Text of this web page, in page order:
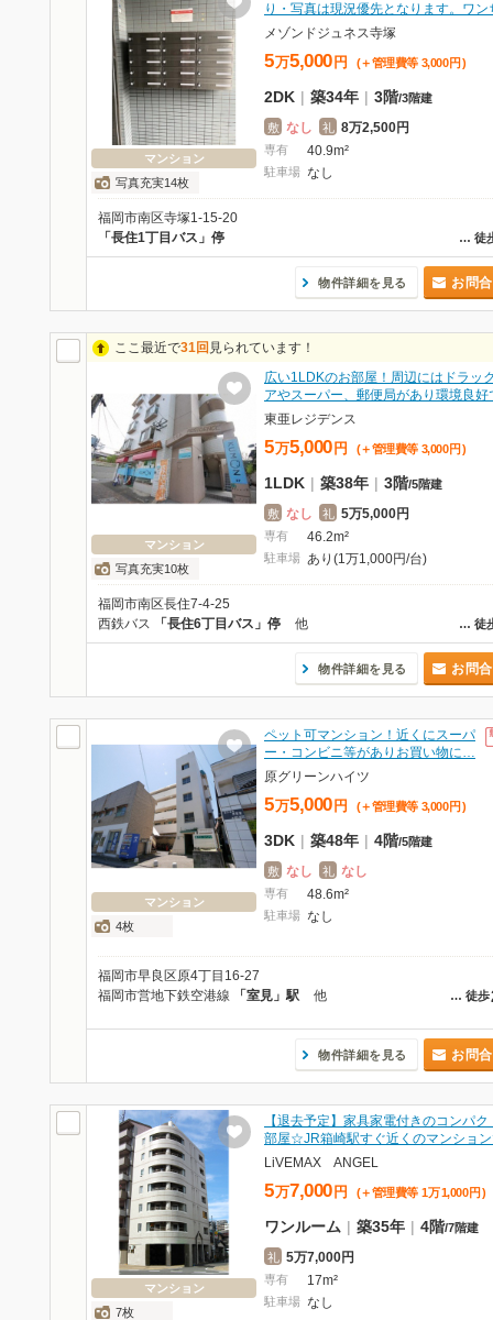
マンション
写真充実14枚
り・写真は現況優先となります。ワ
メゾンドジュネス寺塚
5万5,000 円 (＋管理費等 3,000 円 )
2DK | 築34年 | 3階/3階建
敷 なし 礼 8万2,500円
専有 40.9m²
駐車場 なし
福岡市南区寺塚1-15-20
… 徒
「長住1丁目バス」停
物件詳細を見る お問
ここ最近で31回 見られています！
マンション
写真充実10枚
広い1LDKのお部屋！周辺にはドラッ
アやスーパー、郵便局があり環境良
東亜レジデンス
5万5,000 円 (＋管理費等 3,000 円 )
1LDK | 築38年 | 3階/5階建
敷 なし 礼 5万5,000円
専有 46.2m²
駐車場 あり(1万1,000円/台)
福岡市南区長住7-4-25
… 徒
西鉄バス 「長住6丁目バス」停 他
物件詳細を見る お問
マンション
4枚
ペット可マンション！近くにスーパ
ー・コンビニ等がありお買い物に…
原グリーンハイツ
5万5,000 円 (＋管理費等 3,000 円 )
3DK | 築48年 | 4階/5階建
敷 なし 礼 なし
専有 48.6m²
駐車場 なし
福岡市早良区原4丁目16-27
… 徒歩
福岡市営地下鉄空港線 「室見」駅 他
物件詳細を見る お問
マンション
7枚
【退去予定】家具家電付きのコンパク
部屋☆JR箱崎駅すぐ近くのマンショ
LiVEMAX ANGEL
5万7,000 円 (＋管理費等 1万1,000 円 )
ワンルーム | 築35年 | 4階/7階建
礼 5万7,000円
専有 17m²
駐車場 なし